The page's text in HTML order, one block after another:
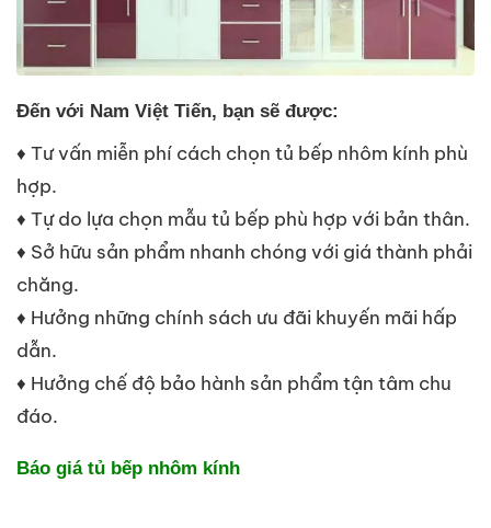
Đến với Nam Việt Tiến, bạn sẽ được:
♦ Tư vấn miễn phí cách chọn tủ bếp nhôm kính phù
hợp.
♦ Tự do lựa chọn mẫu tủ bếp phù hợp với bản thân.
♦ Sở hữu sản phẩm nhanh chóng với giá thành phải
chăng.
♦ Hưởng những chính sách ưu đãi khuyến mãi hấp
dẫn.
♦ Hưởng chế độ bảo hành sản phẩm tận tâm chu
đáo.
Báo giá tủ bếp nhôm kính